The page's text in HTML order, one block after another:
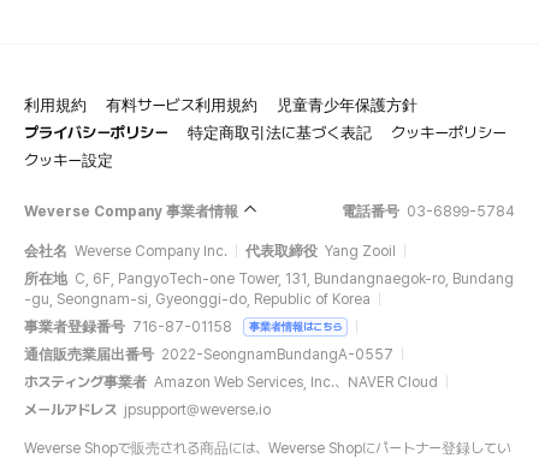
利用規約 有料サービス利用規約
児童青少年保護方針
プライバシーポリシー
特定商取引法に基づく表記
クッキーポリシー
クッキー設定
Weverse Company 事業者情報 電話番号 03-6899-5784
会社名 Weverse Company Inc. 代表取締役 Yang Zooil
所在地 C, 6F, PangyoTech-one Tower, 131, Bundangnaegok-ro, Bundang
-gu, Seongnam-si, Gyeonggi-do, Republic of Korea
事業者登録番号 716-87-01158 事業者情報はこちら
通信販売業届出番号 2022-SeongnamBundangA-0557
ホスティング事業者 Amazon Web Services, Inc.、NAVER Cloud
メールアドレス jpsupport@weverse.io
Weverse Shopで販売される商品には、Weverse Shopにパートナー登録してい